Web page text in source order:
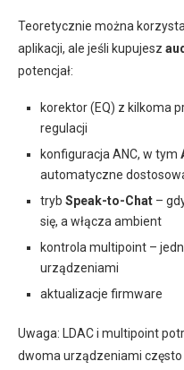
Teoretycznie można
aplikacji, ale jeśli kupujesz
potencjał:
korektor (EQ) z kilkoma
regulacji
konfiguracja ANC, w tym
automatyczne
tryb Speak-to-Chat –
się, a włącza ambient
kontrola multipoint –
urządzeniami
aktualizacje firmware
Uwaga: LDAC i multipoint
dwoma urządzeniami często